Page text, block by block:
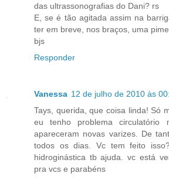
das ultrassonografias do Dani? rs
E, se é tão agitada assim na
ter em breve, nos braços, uma
bjs
Responder
Vanessa 12 de julho de 2010 às
Tays, querida, que coisa linda! Só
eu tenho problema circulatório
apareceram novas varizes. De
todos os dias. Vc tem feito
hidroginástica tb ajuda. vc está
pra vcs e parabéns